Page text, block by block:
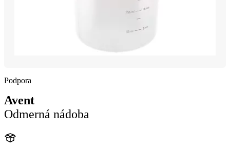
Podpora
Avent
Odmerná nádoba